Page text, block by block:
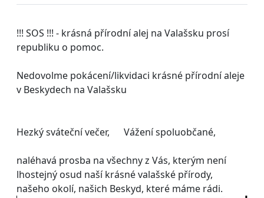
!!! SOS !!! - krásná přírodní alej na Valašsku prosí
republiku o pomoc.
Nedovolme pokácení/likvidaci krásné přírodní aleje
v Beskydech na Valašsku
Hezký sváteční večer, Vážení spoluobčané,
naléhavá prosba na všechny z Vás, kterým není
lhostejný osud naší krásné valašské přírody,
našeho okolí, našich Beskyd, které máme rádi.